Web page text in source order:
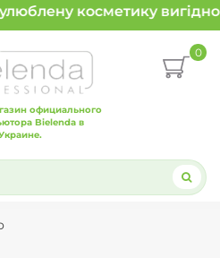
косметику вигідно!
официального
Bielenda в
0